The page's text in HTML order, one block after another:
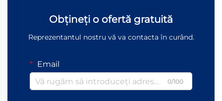
Obțineți o ofertă gratuită
Reprezentantul nostru vă va contacta în curând.
Email
0/100